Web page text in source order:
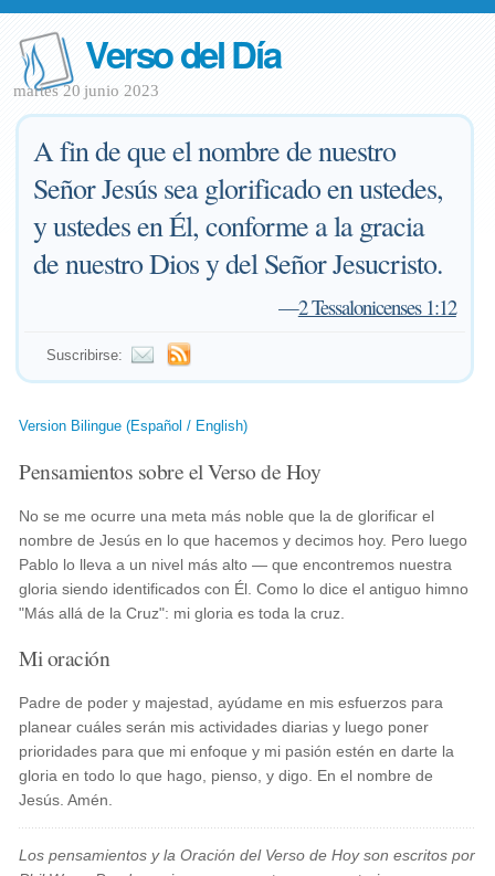
Verso del Día
martes 20 junio 2023
A fin de que el nombre de nuestro
Señor Jesús sea glorificado en ustedes,
y ustedes en Él, conforme a la gracia
de nuestro Dios y del Señor Jesucristo.
—2 Tessalonicenses 1:12
Suscribirse:
Version Bilingue (Español / English)
Pensamientos sobre el Verso de Hoy
No se me ocurre una meta más noble que la de glorificar el
nombre de Jesús en lo que hacemos y decimos hoy. Pero luego
Pablo lo lleva a un nivel más alto — que encontremos nuestra
gloria siendo identificados con Él. Como lo dice el antiguo himno
"Más allá de la Cruz": mi gloria es toda la cruz.
Mi oración
Padre de poder y majestad, ayúdame en mis esfuerzos para
planear cuáles serán mis actividades diarias y luego poner
prioridades para que mi enfoque y mi pasión estén en darte la
gloria en todo lo que hago, pienso, y digo. En el nombre de
Jesús. Amén.
Los pensamientos y la Oración del Verso de Hoy son escritos por